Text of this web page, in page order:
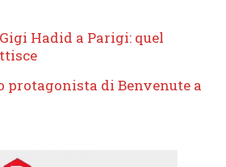
Hadid a Parigi: quel
protagonista di Benvenute a